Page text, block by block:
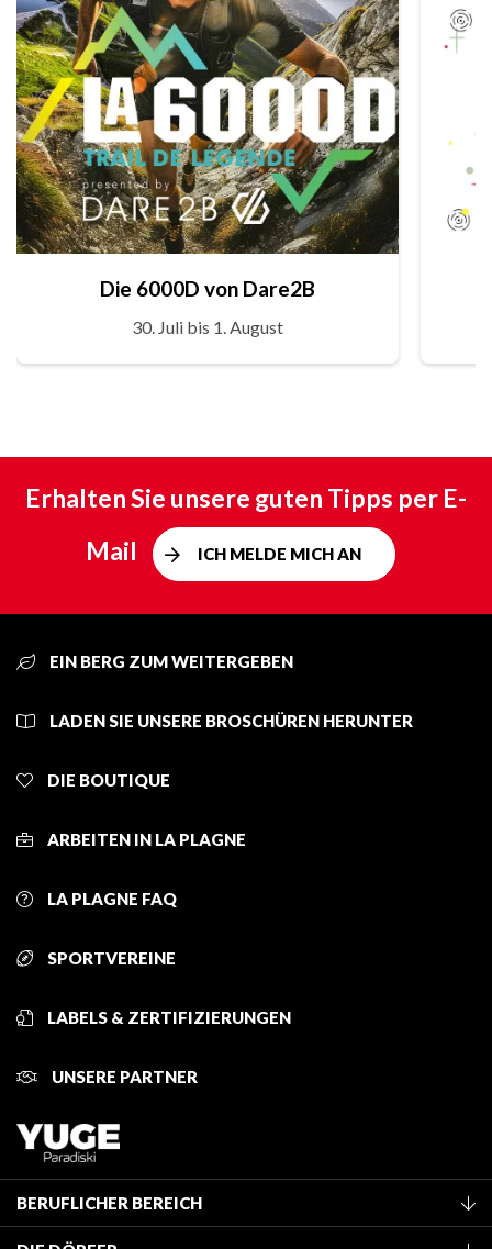
Die 6000D von Dare2B
30. Juli bis 1. August
Erhalten Sie unsere guten Tipps per E-
Mail
ICH MELDE MICH AN
EIN BERG ZUM WEITERGEBEN
LADEN SIE UNSERE BROSCHÜREN HERUNTER
DIE BOUTIQUE
ARBEITEN IN LA PLAGNE
LA PLAGNE FAQ
SPORTVEREINE
LABELS & ZERTIFIZIERUNGEN
UNSERE PARTNER
BERUFLICHER BEREICH
Mitglied des Fremdenverkehrsamtes werden